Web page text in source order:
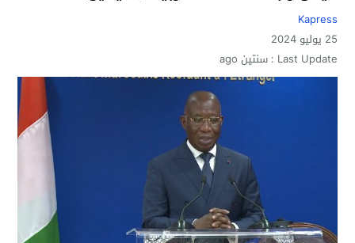
Kapress
25 يوليو 2024
Last Update : سنتين ago